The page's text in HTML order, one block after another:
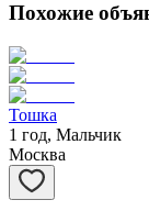
Похожие
Тошка
1 год, Мальчик
Москва